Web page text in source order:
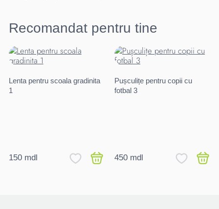
Recomandat pentru tine
Lenta pentru scoala gradinita
1
150 mdl
Pușculițe pentru copii cu
fotbal 3
450 mdl